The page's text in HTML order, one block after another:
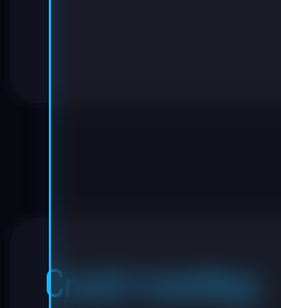
Crack monkey